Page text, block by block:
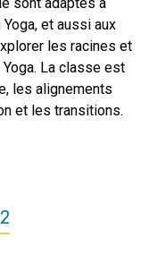
Yoga, et aussi aux
les racines et
La classe est
les alignements
et les transitions.